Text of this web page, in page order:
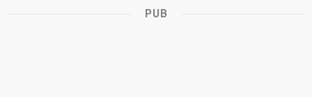
PUB